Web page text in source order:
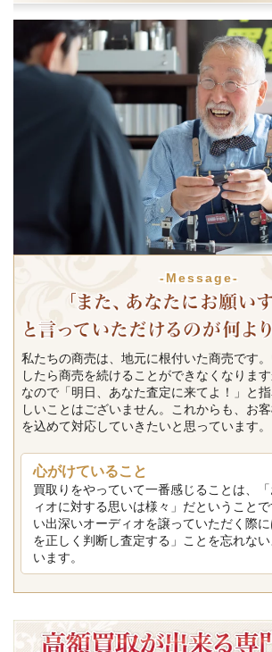
-Message-
私たちの商売は、地元に根付いた商売です
したら商売を続けることができなくなります
なので「明日、あなた査定に来てよ！」と
しいことはございません。これからも、お
を込めて対応していきたいと思っています。
心がけていること
買取りをやっていて一番感じることは、
ィオに対する思いは様々」だということ
い出深いオーディオを譲っていただく際
を正しく判断し査定する」ことを忘れな
います。